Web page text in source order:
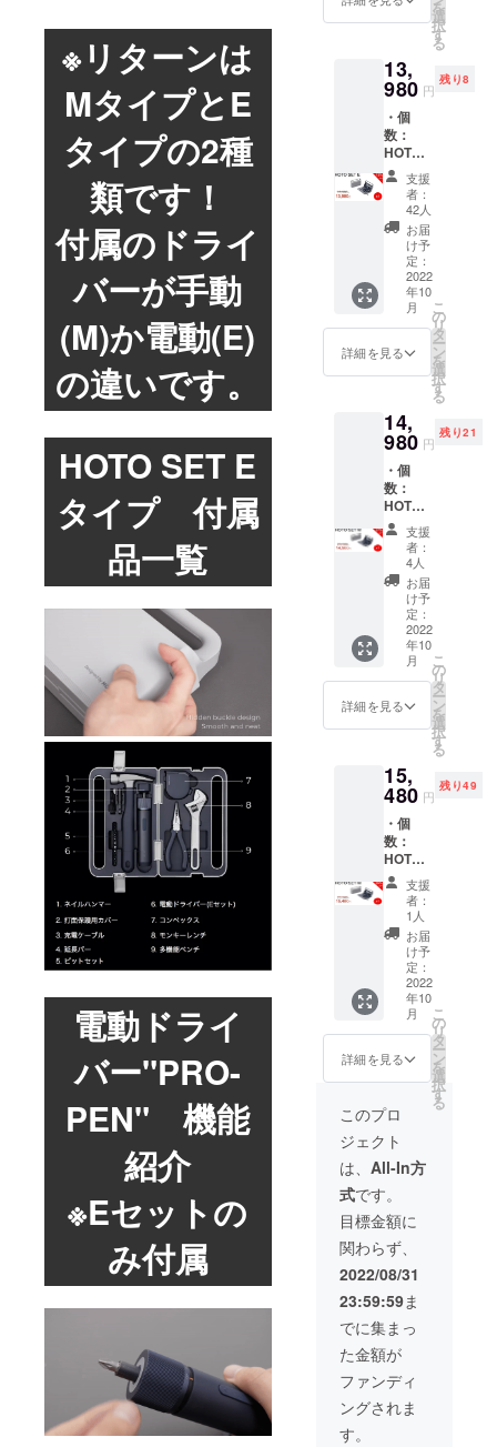
※リターンは
MタイプとE
タイプの2種
類です！
付属のドライ
バーが手動
(M)か電動(E)
の違いです。
HOTO SET E
タイプ 付属
品一覧
電動ドライ
バー"PRO-
PEN" 機能
紹介
※Eセットの
み付属
があり
ます。
頂いた
上でご
支援頂
けます
様お願
い致し
ます。
2022年
11月頃
からオ
ンライ
プなど
にて一
定で
す。
ご支援
により
率が向
上した
場合、
正規販
売価格
が販売
予定価
格より
下がる
可能性
もござ
いま
す。 ※
類似商
があり
ます。
頂いた
上でご
支援頂
けます
様お願
い致し
ます。
2022年
11月頃
からオ
ンライ
プなど
にて一
定で
す。
はすべ
みの金
額にな
りま
す。 ※
ご注文
状況、
使用部
材の供
給状
況、製
造工程
上の都
合等に
より出
荷時期
が遅れ
る場合
ご支援
により
率が向
上した
場合、
正規販
売価格
が販売
予定価
格より
下がる
可能性
もござ
いま
す。 ※
類似商
があり
ます。
頂いた
上でご
支援頂
けます
様お願
い致し
ます。
2022年
11月頃
からオ
ンライ
プなど
にて一
開始予
定で
す。
を
選
択
す
る
13,
980 円
残り8
・個
数：
HOTO
SET E
タイプ
×1 ・割
引率：
13% ・
一般販
売予定
価格：
15,980
円 ※リ
ターン
はすべ
みの金
額にな
りま
す。 ※
ご注文
状況、
使用部
材の供
給状
況、製
造工程
上の都
合等に
より出
荷時期
が遅れ
る場合
ご支援
により
率が向
上した
場合、
正規販
売価格
が販売
予定価
格より
下がる
可能性
もござ
いま
す。 ※
類似商
可能性
ます。
ご了承
上でご
支援頂
けます
様お願
い致し
2022年
11月頃
ンライ
ン
プなど
支援
者：
42人
お届
け予
定：
2022
年10
月
詳細を見る
こ
の
リ
タ
ー
ン
を
選
択
す
る
14,
980 円
残り21
・個
数：
HOTO
SET M
タイプ
×2 ・割
引率：
37% ・
一般販
売予定
価格：
23,960
円 ※リ
ターン
はすべ
みの金
額にな
りま
す。 ※
ご注文
状況、
使用部
材の供
給状
況、製
造工程
上の都
合等に
より出
荷時期
が遅れ
る場合
※皆様の
により
量産効
率が向
上した
場合、
正規販
売価格
が販売
格より
下がる
可能性
もござ
いま
す。 ※
類似商
支援
者：
4人
お届
け予
定：
2022
年10
月
詳細を見る
こ
の
リ
タ
ー
ン
を
選
択
す
る
15,
480 円
残り49
・個
数：
HOTO
SET M
タイプ
×2 ・割
引率：
35% ・
一般販
売予定
価格：
23,960
円 ※リ
ターン
はすべ
送料込
みの金
額にな
りま
す。 ※
ご注文
状況、
使用部
材の供
給状
況、製
造工程
上の都
合等に
より出
荷時期
が遅れ
る場合
支援
者：
1人
お届
け予
定：
2022
年10
月
詳細を見る
こ
の
リ
タ
ー
ン
を
選
択
す
る
このプロ
ジェクト
は、 All-In方
式です。
目標金額に
関わらず、
2022/08/31
23:59:59ま
でに集まっ
た金額が
ファンディ
ングされま
す。